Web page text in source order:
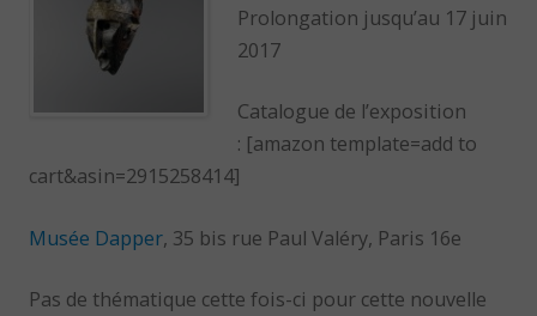
Prolongation jusqu’au 17 juin
2017
Catalogue de l’exposition
: [amazon template=add to
cart&asin=2915258414]
Musée Dapper, 35 bis rue Paul Valéry, Paris 16e
Pas de thématique cette fois-ci pour cette nouvelle